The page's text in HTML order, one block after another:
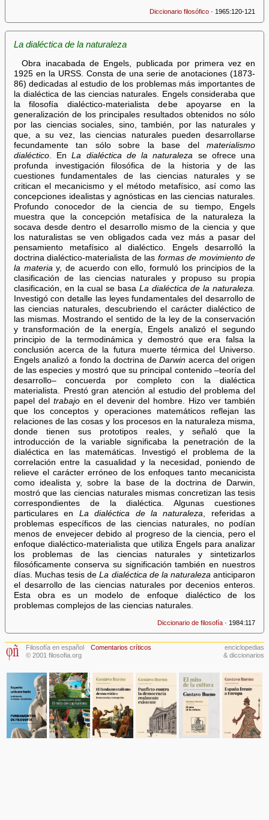
Diccionario filosófico · 1965:120-121
La dialéctica de la naturaleza
Obra inacabada de Engels, publicada por primera vez en
1925 en la URSS. Consta de una serie de anotaciones (1873-
86) dedicadas al estudio de los problemas más importantes de
la dialéctica de las ciencias naturales. Engels consideraba que
la filosofía dialéctico-materialista debe apoyarse en la
generalización de los principales resultados obtenidos no sólo
por las ciencias sociales, sino, también, por las naturales y
que, a su vez, las ciencias naturales pueden desarrollarse
fecundamente tan sólo sobre la base delmaterialismo
dialéctico. EnLa dialéctica de la naturaleza se ofrece una
profunda investigación filosófica de la historia y de las
cuestiones fundamentales de las ciencias naturales y se
critican el mecanicismo y el método metafísico, así como las
concepciones idealistas y agnósticas en las ciencias naturales.
Profundo conocedor de la ciencia de su tiempo, Engels
muestra que la concepción metafísica de la naturaleza la
socava desde dentro el desarrollo mismo de la ciencia y que
los naturalistas se ven obligados cada vez más a pasar del
pensamiento metafísico al dialéctico. Engels desarrolló la
doctrina dialéctico-materialista de las formas de movimiento de
la materia y, de acuerdo con ello, formuló los principios de la
clasificación de las ciencias naturales y propuso su propia
clasificación, en la cual se basaLa dialéctica de la naturaleza.
Investigó con detalle las leyes fundamentales del desarrollo de
las ciencias naturales, descubriendo el carácter dialéctico de
las mismas. Mostrando el sentido de la ley de la conservación
y transformación de la energía, Engels analizó el segundo
principio de la termodinámica y demostró que era falsa la
conclusión acerca de la futura muerte térmica del Universo.
Engels analizó a fondo la doctrina deDarwin acerca del origen
de las especies y mostró que su principal contenido –teoría del
desarrollo– concuerda por completo con la dialéctica
materialista. Prestó gran atención al estudio del problema del
papel del trabajoen el devenir del hombre. Hizo ver también
que los conceptos y operaciones matemáticos reflejan las
relaciones de las cosas y los procesos en la naturaleza misma,
donde tienen sus prototipos reales, y señaló que la
introducción de la variable significaba la penetración de la
dialéctica en las matemáticas. Investigó el problema de la
correlación entre la casualidad y la necesidad, poniendo de
relieve el carácter erróneo de los enfoques tanto mecanicista
como idealista y, sobre la base de la doctrina de Darwin,
mostró que las ciencias naturales mismas concretizan las tesis
correspondientes de la dialéctica. Algunas cuestiones
particulares en La dialéctica de la naturaleza , referidas a
problemas específicos de las ciencias naturales, no podían
menos de envejecer debido al progreso de la ciencia, pero el
enfoque dialéctico-materialista que utiliza Engels para analizar
los problemas de las ciencias naturales y sintetizarlos
filosóficamente conserva su significación también en nuestros
días. Muchas tesis deLa dialéctica de la naturaleza anticiparon
el desarrollo de las ciencias naturales por decenios enteros.
Esta obra es un modelo de enfoque dialéctico de los
problemas complejos de las ciencias naturales.
Diccionario de filosofía · 1984:117
Filosofía en español
© 2001 filosofia.org
Comentarios críticos
enciclopedias
& diccionarios